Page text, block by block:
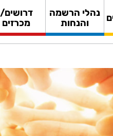
נהלי הרשמה
והנחות
דרושים/
מכרזים